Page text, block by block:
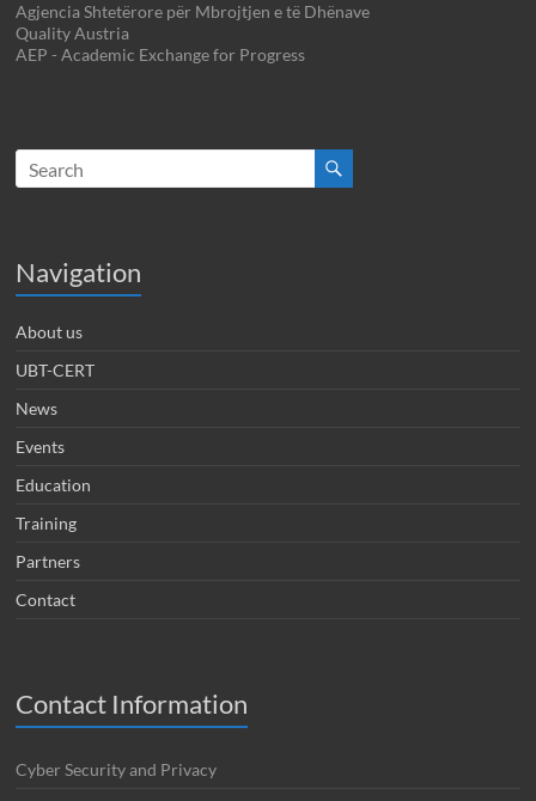
Agjencia Shtetërore për Mbrojtjen e të Dhënave
Quality Austria
AEP - Academic Exchange for Progress
Navigation
About us
UBT-CERT
News
Events
Education
Training
Partners
Contact
Contact Information
Cyber Security and Privacy